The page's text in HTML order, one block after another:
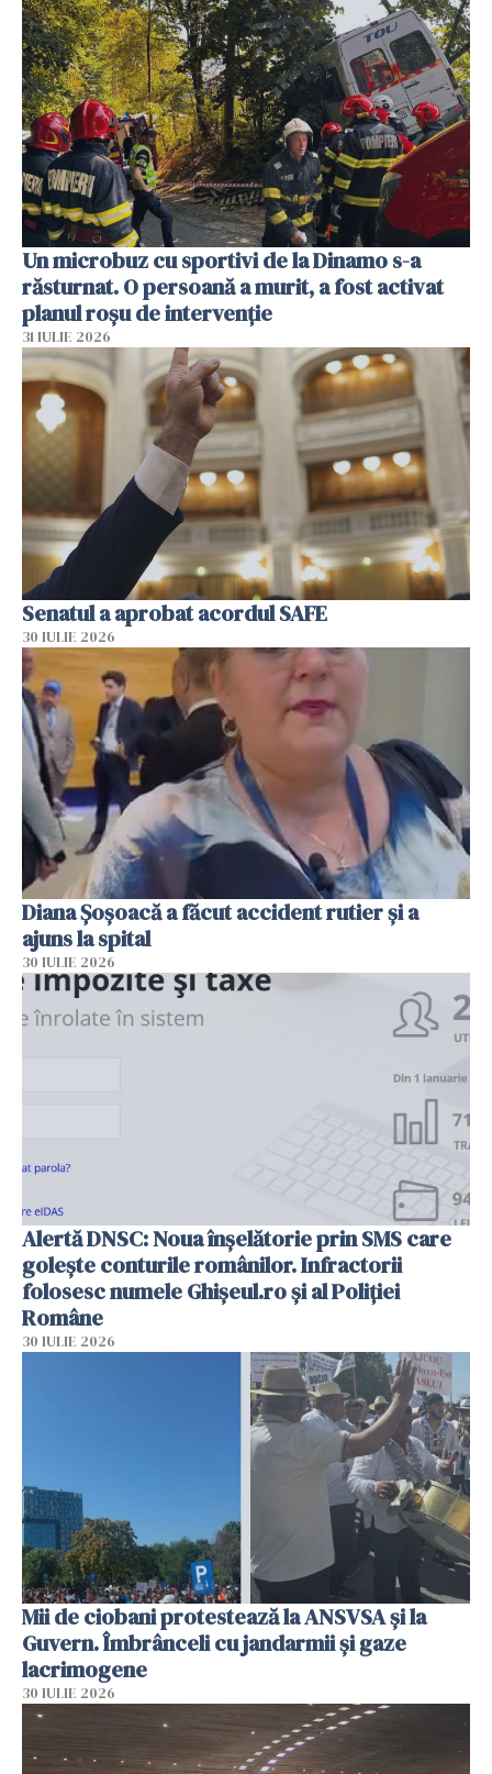
Un microbuz cu sportivi de la Dinamo s-a
răsturnat. O persoană a murit, a fost activat
planul roșu de intervenție
31 IULIE 2026
Senatul a aprobat acordul SAFE
30 IULIE 2026
Diana Șoșoacă a făcut accident rutier și a
ajuns la spital
30 IULIE 2026
Alertă DNSC: Noua înșelătorie prin SMS care
golește conturile românilor. Infractorii
folosesc numele Ghișeul.ro și al Poliției
Române
30 IULIE 2026
Mii de ciobani protestează la ANSVSA și la
Guvern. Îmbrânceli cu jandarmii și gaze
lacrimogene
30 IULIE 2026